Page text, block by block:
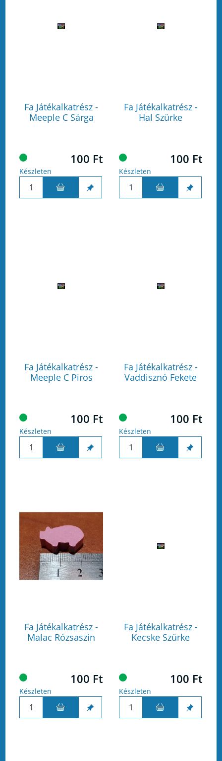
Fa Játékalkatrész -
Meeple C Sárga
100 Ft
Készleten
Fa Játékalkatrész -
Hal Szürke
100 Ft
Készleten
Fa Játékalkatrész -
Meeple C Piros
100 Ft
Készleten
Fa Játékalkatrész -
Vaddisznó Fekete
100 Ft
Készleten
Fa Játékalkatrész -
Malac Rózsaszín
100 Ft
Készleten
Fa Játékalkatrész -
Kecske Szürke
100 Ft
Készleten